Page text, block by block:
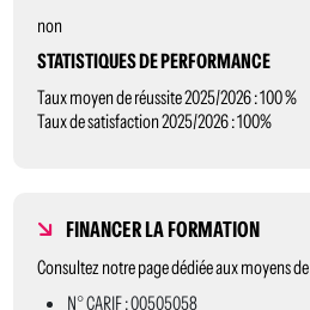
non
STATISTIQUES DE PERFORMANCE
Taux moyen de réussite 2025/2026 : 100 %
Taux de satisfaction 2025/2026 : 100%
FINANCER LA FORMATION
Consultez notre page dédiée aux moyens de
N° CARIF : 00505058